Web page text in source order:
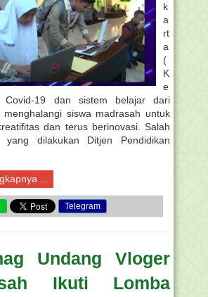
k
a
rt
a
(
K
e
Covid-19 dan sistem belajar dari
menghalangi siswa madrasah untuk
dan terus berinovasi. Salah
dilakukan Ditjen Pendidikan
...
Telegram
Undang Vloger
Ikuti Lomba